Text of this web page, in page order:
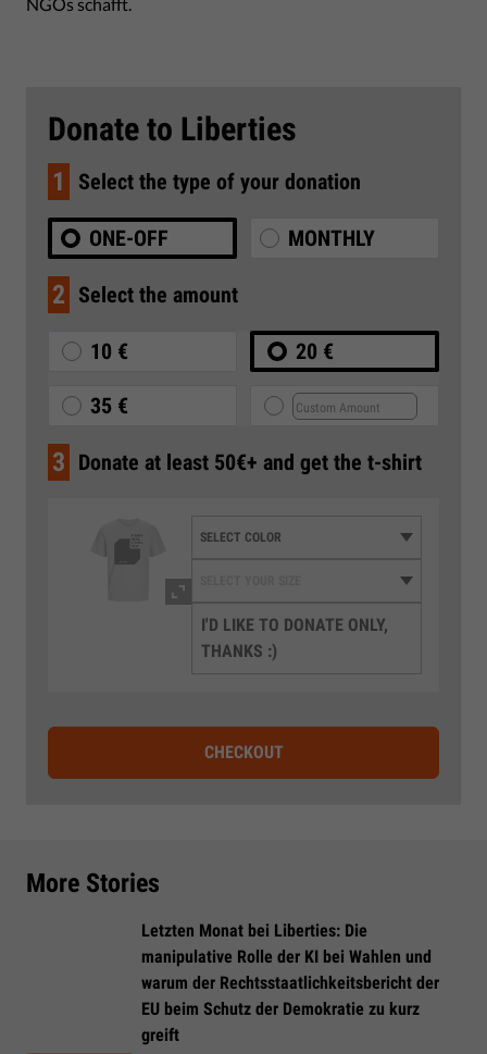
Donate to Liberties
1 Select the type of your donation
ONE-OFF MONTHLY
2 Select the amount
10 € 20 €
35 €
3 Donate at least 50€+ and get the t-shirt
I'D LIKE TO DONATE ONLY,
THANKS :)
CHECKOUT
More Stories
Letzten Monat bei Liberties: Die
manipulative Rolle der KI bei Wahlen und
warum der Rechtsstaatlichkeitsbericht der
EU beim Schutz der Demokratie zu kurz
greift